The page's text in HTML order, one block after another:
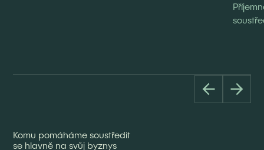
Komu pomáháme soustředit
se hlavně na svůj byznys